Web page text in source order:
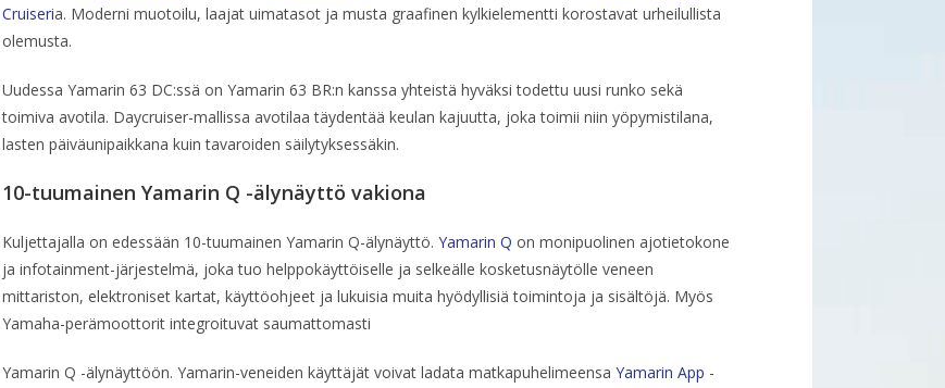
Cruiseria. Moderni muotoilu, laajat uimatasot ja musta graafinen kylkielementti korostavat urheilullista
olemusta.
Uudessa Yamarin 63 DC:ssä on Yamarin 63 BR:n kanssa yhteistä hyväksi todettu uusi runko sekä
toimiva avotila. Daycruiser-mallissa avotilaa täydentää keulan kajuutta, joka toimii niin yöpymistilana,
lasten päiväunipaikkana kuin tavaroiden säilytyksessäkin.
10-tuumainen Yamarin Q -älynäyttö vakiona
Kuljettajalla on edessään 10-tuumainen Yamarin Q-älynäyttö. Yamarin Q on monipuolinen ajotietokone
ja infotainment-järjestelmä, joka tuo helppokäyttöiselle ja selkeälle kosketusnäytölle veneen
mittariston, elektroniset kartat, käyttöohjeet ja lukuisia muita hyödyllisiä toimintoja ja sisältöjä. Myös
Yamaha-perämoottorit integroituvat saumattomasti
Yamarin Q -älynäyttöön. Yamarin-veneiden käyttäjät voivat ladata matkapuhelimeensa Yamarin App -